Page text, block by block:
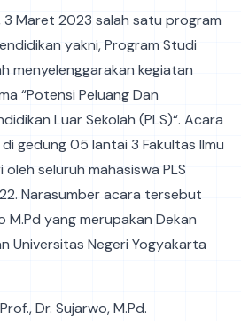
3 Maret 2023 salah satu program
yakni, Program Studi
menyelenggarakan kegiatan
“Potensi Peluang Dan
Luar Sekolah (PLS)“. Acara
gedung 05 lantai 3 Fakultas Ilmu
seluruh mahasiswa PLS
Narasumber acara tersebut
M.Pd yang merupakan Dekan
Universitas Negeri Yogyakarta
Dr. Sujarwo, M.Pd.